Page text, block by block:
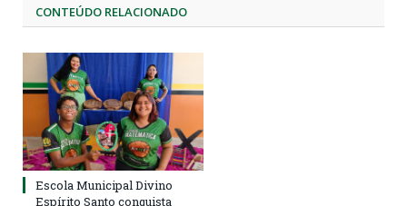
CONTEÚDO RELACIONADO
Escola Municipal Divino
Espírito Santo conquista